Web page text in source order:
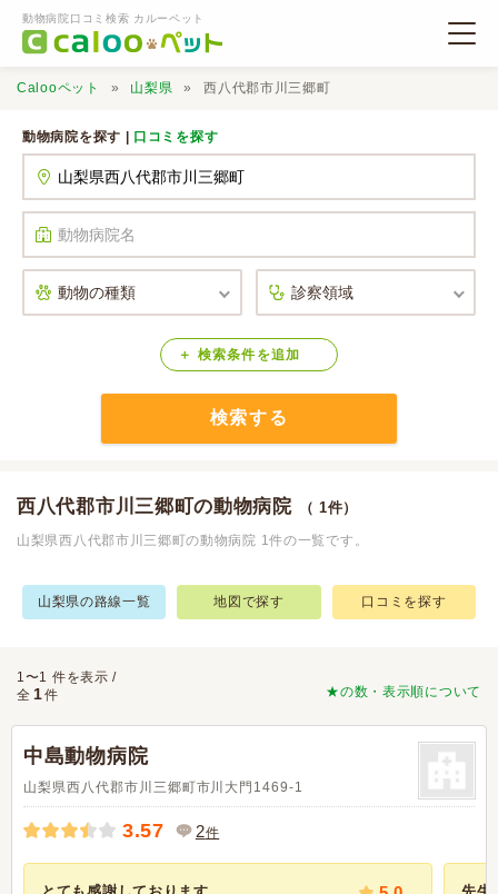
動物病院口コミ検索 カルーペット
口コミ検索
Calooペットとは？
Calooペット 山梨県 西八代郡市川三郷町
動物病院を探す | 口コミを探す
検索条件 を追加
検索する
西八代郡市川三郷町の動物病院 （ 1件）
山梨県西八代郡市川三郷町の動物病院 1件の一覧です。
山梨県の路線一覧 地図で探す 口コミを探す
★の数・表示順について
1〜1 件を表示 /
全 1件
中島動物病院
山梨県西八代郡市川三郷町市川大門1469-1
3.57 2件